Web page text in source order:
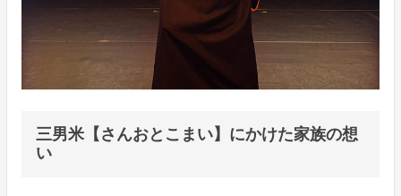
三男米【さんおとこまい】にかけた家族の想
い